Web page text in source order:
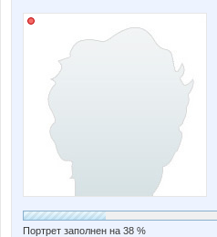
Портрет заполнен на 38 %